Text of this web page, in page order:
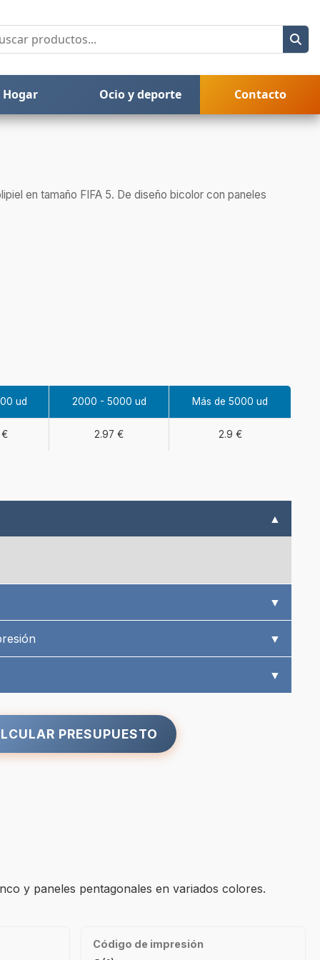
Hogar Ocio y deporte Contacto
en tamaño FIFA 5. De diseño bicolor con paneles
ud 2000 - 5000 ud Más de 5000 ud
€ 2.97 € 2.9 €
▲
▼
▼
▼
PRESUPUESTO
y paneles pentagonales en variados colores.
Código de impresión